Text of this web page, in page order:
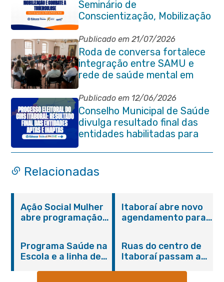
Seminário de
Conscientização, Mobilização
e Combate à Tuberculose em
Itaboraí
Publicado em 21/07/2026
Roda de conversa fortalece
integração entre SAMU e
rede de saúde mental em
Itaboraí
Publicado em 12/06/2026
Conselho Municipal de Saúde
divulga resultado final das
entidades habilitadas para
eleição do quadriênio 2026-
2030
Relacionadas
Ação Social Mulher
abre programação
serviços gratuitos e
orientações
Itaboraí abre novo
agendamento para
Programa Saúde na
Escola e a linha de
Ruas do centro de
Itaboraí passam a